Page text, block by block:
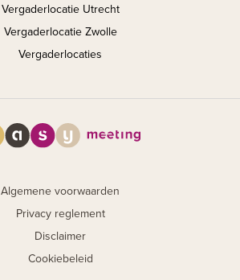
Vergaderlocatie Utrecht
Vergaderlocatie Zwolle
Vergaderlocaties
Algemene voorwaarden
Privacy reglement
Disclaimer
Cookiebeleid